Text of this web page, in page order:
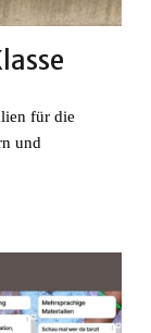
für die
und